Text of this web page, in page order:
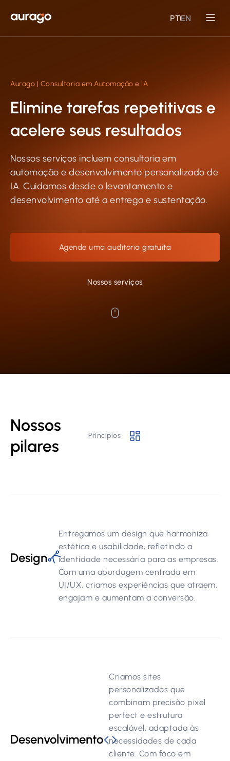
PTEN
Aurago | Consultoria em Automação e IA
Elimine tarefas repetitivas e
acelere seus resultados
Nossos serviços incluem consultoria em
automação e desenvolvimento personalizado de
IA. Cuidamos desde o levantamento e
desenvolvimento até a entrega e sustentação.
Agende uma auditoria gratuita
Nossos serviços
Nossos
pilares
Princípios
Design
Entregamos um design que harmoniza
estética e usabilidade, refletindo a
identidade necessária para as empresas.
Com uma abordagem centrada em
UI/UX, criamos experiências que atraem,
engajam e aumentam a conversão.
Desenvolvimento
Criamos sites
personalizados que
combinam precisão pixel
perfect e estrutura
escalável, adaptada às
necessidades de cada
cliente. Com foco em